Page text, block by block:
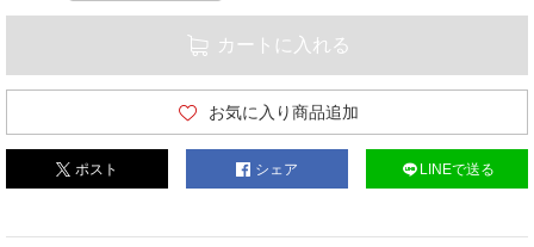
カートに入れる
お気に入り商品追加
ポスト シェア LINEで送る